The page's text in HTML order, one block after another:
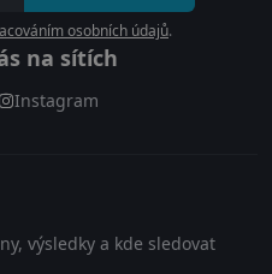
osobních údajů.
na sítích
Instagram
výsledky a kde sledovat